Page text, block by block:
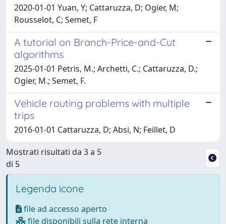
2020-01-01 Yuan, Y; Cattaruzza, D; Ogier, M;
Rousselot, C; Semet, F
A tutorial on Branch-Price-and-Cut
algorithms
2025-01-01 Petris, M.; Archetti, C.; Cattaruzza, D.;
Ogier, M.; Semet, F.
Vehicle routing problems with multiple
trips
2016-01-01 Cattaruzza, D; Absi, N; Feillet, D
Mostrati risultati da 3 a 5
di 5
Legenda icone
file ad accesso aperto
file disponibili sulla rete interna